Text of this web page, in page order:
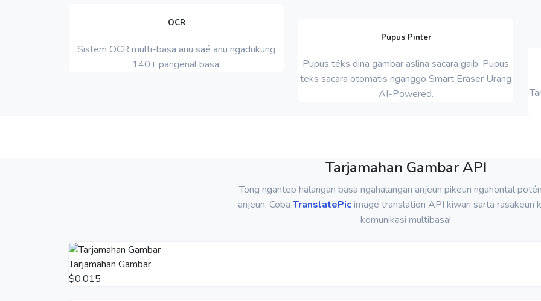
OCR
Sistem OCR multi-basa anu saé anu ngadukung
140+ pangenal basa.
Pupus Pinter
Pupus téks dina gambar aslina sacara gaib. Pupus
teks sacara otomatis nganggo Smart Eraser Urang
AI-Powered.
Tarjamahan Gambar API
Tong ngantep halangan basa ngahalangan anjeun pikeun ngahontal
anjeun. Coba TranslatePicimage translation API kiwari sarta rasakeun
komunikasi multibasa!
Tarjamahan Gambar
$0.015